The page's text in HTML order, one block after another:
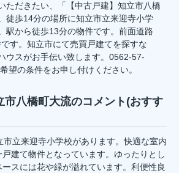
ただきたい、「【中古戸建】知立市八橋
徒歩14分の場所に知立市立来迎寺小学
駅から徒歩13分の物件です。前面道路
す。知立市にて売買戸建てを探すな
ウスがお手伝い致します。0562-57-
望の条件をお申し付けください。
市八橋町大流のコメント(おすす
立来迎寺小学校があります。快適な室内
建て物件となっています。ゆったりとし
スには花や緑が溢れています。利便性良